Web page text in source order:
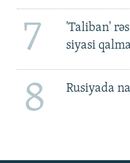
7
'Taliban'
siyasi
8 Rusiyada